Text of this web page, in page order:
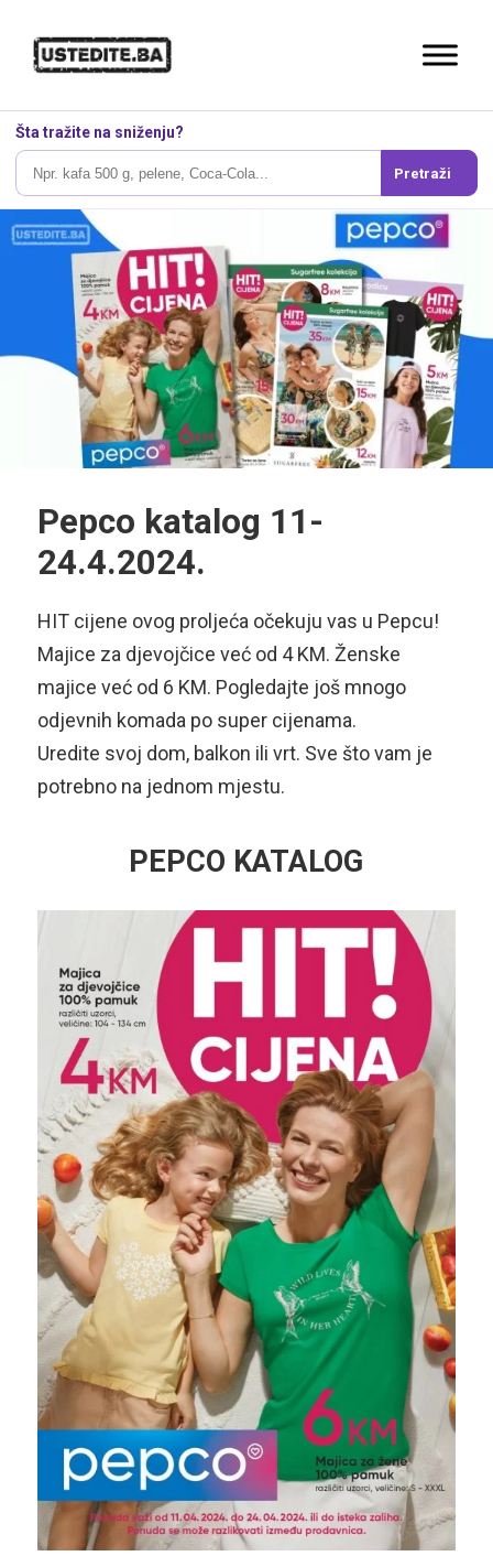
Šta tražite na sniženju?
Pretraži
Pepco katalog 11-
24.4.2024.
HIT cijene ovog proljeća očekuju vas u Pepcu!
Majice za djevojčice već od 4 KM. Ženske
majice već od 6 KM. Pogledajte još mnogo
odjevnih komada po super cijenama.
Uredite svoj dom, balkon ili vrt. Sve što vam je
potrebno na jednom mjestu.
PEPCO KATALOG